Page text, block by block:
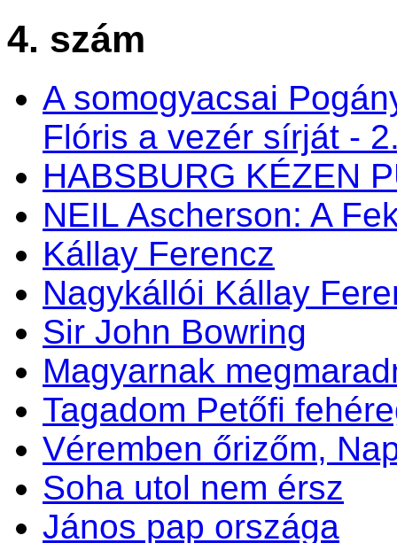
4. szám
A somogyacsai
Flóris a vezér sírját -
HABSBURG KÉZEN
NEIL Ascherson: A
Kállay Ferencz
Nagykállói Kállay
Sir John Bowring
Magyarnak
Tagadom Petőfi
Véremben őrizőm,
Soha utol nem érsz
János pap országa